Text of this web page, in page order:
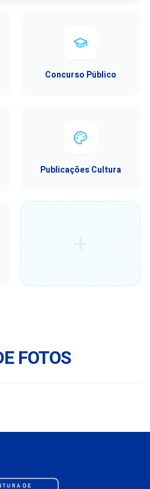
Concurso Público
Publicações Cultura
FOTOS